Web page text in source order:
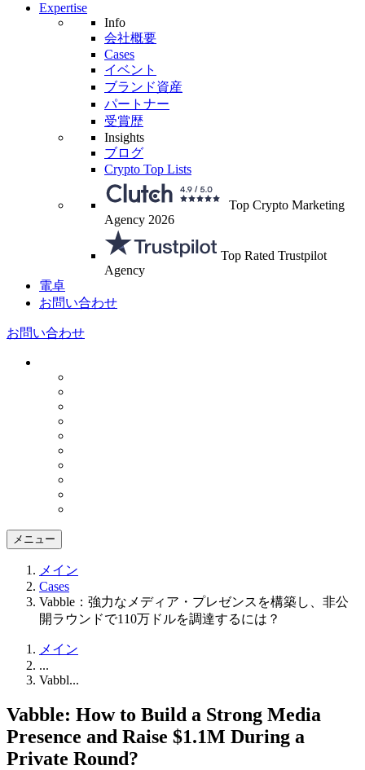
Expertise
Info
会社概要
Cases
イベント
ブランド資産
パートナー
受賞歴
Insights
ブログ
Crypto Top Lists
Top Crypto Marketing
Agency 2026
Top Rated Trustpilot
Agency
電卓
お問い合わせ
お問い合わせ
メニュー
メイン
Cases
Vabble：強力なメディア・プレゼンスを構築し、非公
開ラウンドで110万ドルを調達するには？
メイン
...
Vabbl...
Vabble: How to Build a Strong Media
Presence and Raise $1.1M During a
Private Round?